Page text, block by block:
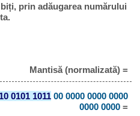
prin adăugarea numărului
Mantisă (normalizată) =
0101 1011 00 0000 0000 0000
0000 0000=